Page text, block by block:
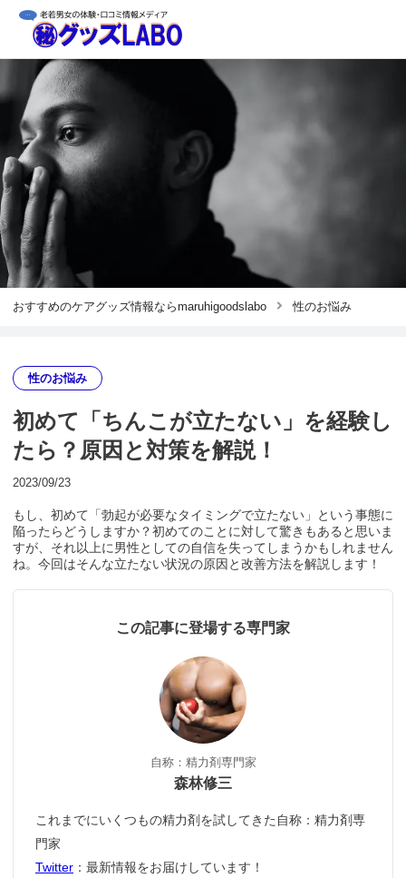
おすすめのケアグッズ情報ならmaruhigoodslabo 性のお悩み
性のお悩み
初めて「ちんこが立たない」を経験し
たら？原因と対策を解説！
2023/09/23
もし、初めて「勃起が必要なタイミングで立たない」という事態に
陥ったらどうしますか？初めてのことに対して驚きもあると思いま
すが、それ以上に男性としての自信を失ってしまうかもしれません
ね。今回はそんな立たない状況の原因と改善方法を解説します！
この記事に登場する専門家
自称：精力剤専門家
森林修三
これまでにいくつもの精力剤を試してきた自称：精力剤専
門家
Twitter ：最新情報をお届けしています！